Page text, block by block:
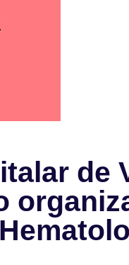
de